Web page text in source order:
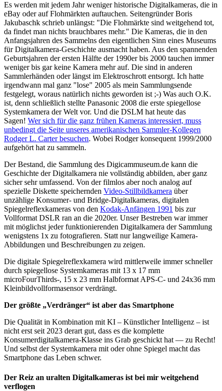
Es werden mit jedem Jahr weniger historische Digitalkameras, die in
eBay oder auf Flohmärkten auftauchen. Seitengründer Boris
Jakubaschk schrieb unlängst: "Die Flohmärkte sind weitgehend tot,
da findet man nichts brauchbares mehr." Die Kameras, die in den
Anfangsjahren des Sammelns den eigentlichen Sinn eines Museums
für Digitalkamera-Geschichte ausmacht haben. Aus den spannenden
Geburtsjahren der ersten Hälfte der 1990er bis 2000 tauchen immer
weniger bis gar keine Kamera mehr auf. Die sind in anderen
Sammlerhänden oder längst im Elektroschrott entsorgt. Ich hatte
irgendwann mal ganz "lose" 2005 als mein Sammlungsende
festgelegt, woraus natürlich nichts geworden ist ;-) Was auch O.K.
ist, denn schließlich stellte Panasonic 2008 die erste spiegellose
Systemkamera der Welt vor. Und die DSLM hat heute das
Sagen! Wer sich für die ganz frühen Kameras interessiert, muss
unbedingt die Seite unseres amerikanischen Sammler-Kollegen
Rodger L. Carter besuchen. Wobei Rodger konsequent 1999/2000
aufgehört hat zu sammeln.
Der Bestand, die Sammlung des Digicammuseum.de kann die
Geschichte der Digitalkamera nie vollständig abbilden, aber ganz
sicher sehr umfassend. Von der filmlos aber noch analog auf
spezielle Diskette speichernden Video-Stillbildkamera über
unzählige Konsumer- und Bridge-Digitalkameras, digitalen
Spiegelreflexkameras von den Kodak-Anfängen 1991 bis zur
Vollformat DSLR ran an die 2020er. Unser Bestreben war immer
mit möglichst jeder funktionierenden Digitalkamera der Sammlung
wenigstens 1x zu fotografieren. Statt nur langweilige Kamera-
Abbildungen und Beschreibungen zu zeigen.
Die digitale Spiegelreflexkamera wird mittlerweile immer schneller
durch spiegellose Systemkameras mit 13 x 17 mm
microFourThirds-, 15 x 23 mm Halbformat APS-C- und 24x36 mm
Kleinbildvollformasensor verdrängt.
Der größte „Verdränger“ ist aber das Smartphone
Die Qualität in Kombination mit KI – Künstlicher Intelligenz – ist
nicht erst seit 2023 derart gut, dass es die komplette
Konsumerdigitalkamera-Klasse ins Grab geschickt hat — zu Recht!
Und selbst der Systemkamera mit oder ohne Spiegel macht das
Smartphone das Leben schwer.
Der Reiz an uralten Digitalkameras ist bei mir weitgehend
verflogen